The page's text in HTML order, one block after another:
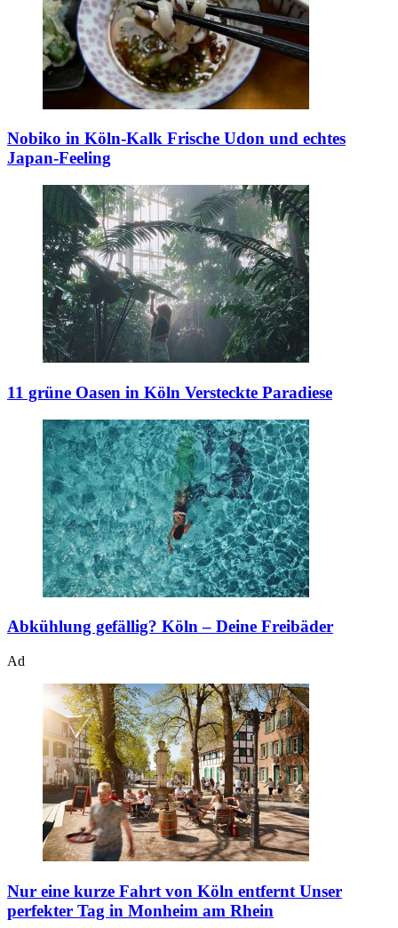
Nobiko in Köln-Kalk Frische Udon und echtes
Japan-Feeling
11 grüne Oasen in Köln Versteckte Paradiese
Abkühlung gefällig? Köln – Deine Freibäder
Ad
Nur eine kurze Fahrt von Köln entfernt Unser
perfekter Tag in Monheim am Rhein